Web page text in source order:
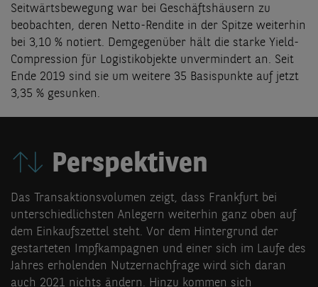
Seitwärtsbewegung war bei Geschäftshäusern zu
beobachten, deren Netto-Rendite in der Spitze weiterhin
bei 3,10 % notiert. Demgegenüber hält die starke Yield-
Compression für Logistikobjekte unvermindert an. Seit
Ende 2019 sind sie um weitere 35 Basispunkte auf jetzt
3,35 % gesunken.
Perspektiven
Das Transaktionsvolumen zeigt, dass Frankfurt bei
unterschiedlichsten Anlegern weiterhin ganz oben auf
dem Einkaufszettel steht. Vor dem Hintergrund der
gestarteten Impfkampagnen und einer sich im Laufe des
Jahres erholenden Nutzernachfrage wird sich daran
auch 2021 nichts ändern. Hinzu kommen sich